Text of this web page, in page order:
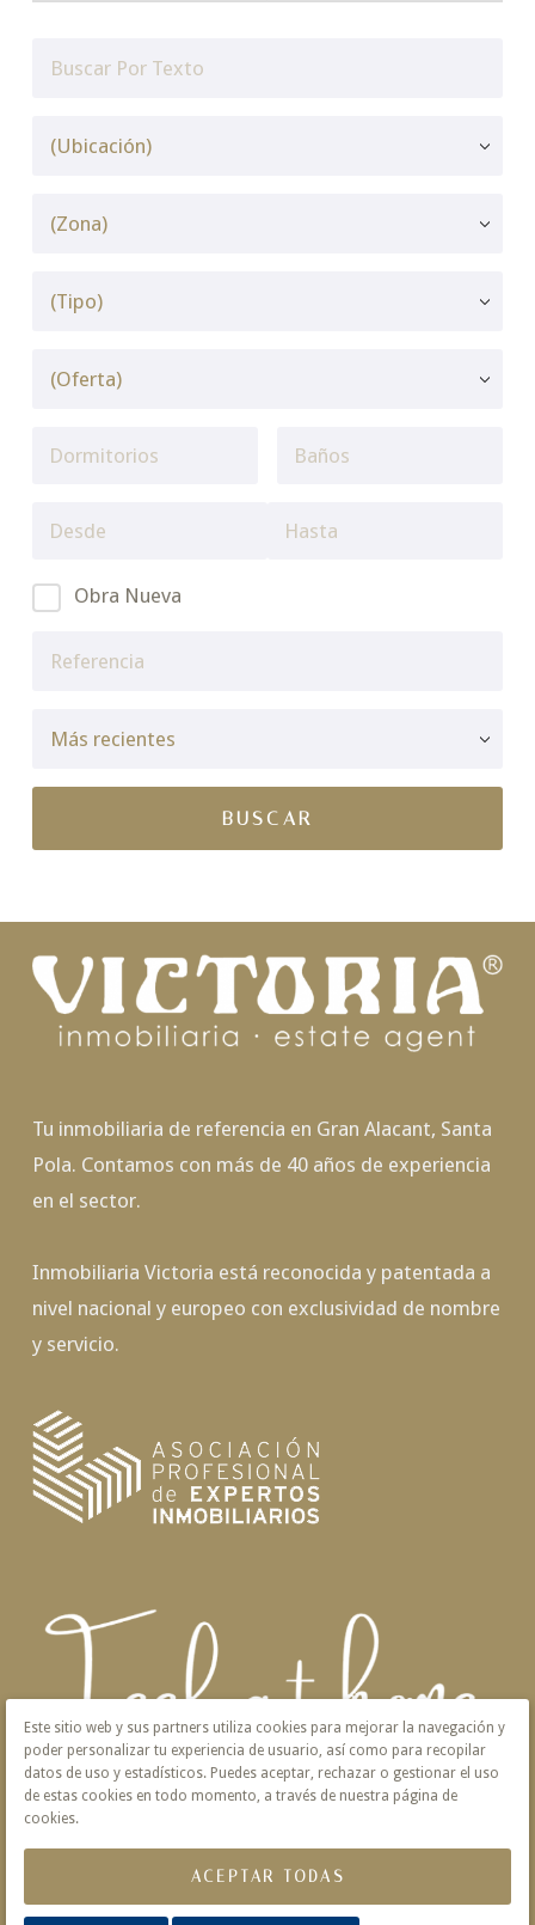
Obra Nueva
Tu inmobiliaria de referencia en Gran Alacant, Santa
Pola. Contamos con más de 40 años de experiencia
en el sector.
Inmobiliaria Victoria está reconocida y patentada a
nivel nacional y europeo con exclusividad de nombre
y servicio.
Privacidad Política de Cookies
Este sitio web y sus partners utiliza cookies para mejorar la navegación y
poder personalizar tu experiencia de usuario, así como para recopilar
datos de uso y estadísticos. Puedes aceptar, rechazar o gestionar el uso
de estas cookies en todo momento, a través de nuestra página de
cookies.
ACEPTAR TODAS